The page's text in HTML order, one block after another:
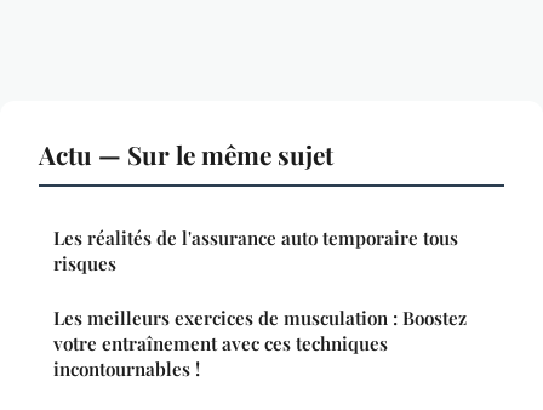
Actu — Sur le même sujet
Les réalités de l'assurance auto temporaire tous
risques
Les meilleurs exercices de musculation : Boostez
votre entraînement avec ces techniques
incontournables !